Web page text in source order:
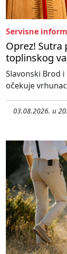
Servisne
Oprez!
toplinskog
Slavonski Brod
očekuje
03.08.2026. u